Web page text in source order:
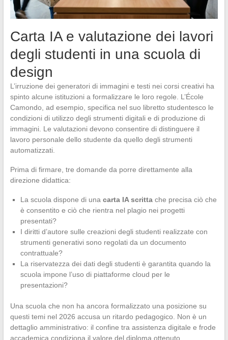
Carta IA e valutazione dei lavori
degli studenti in una scuola di
design
L’irruzione dei generatori di immagini e testi nei corsi creativi ha
spinto alcune istituzioni a formalizzare le loro regole. L’École
Camondo, ad esempio, specifica nel suo libretto studentesco le
condizioni di utilizzo degli strumenti digitali e di produzione di
immagini. Le valutazioni devono consentire di distinguere il
lavoro personale dello studente da quello degli strumenti
automatizzati.
Prima di firmare, tre domande da porre direttamente alla
direzione didattica:
La scuola dispone di una carta IA scrittache precisa ciò che
è consentito e ciò che rientra nel plagio nei progetti
presentati?
I diritti d’autore sulle creazioni degli studenti realizzate con
strumenti generativi sono regolati da un documento
contrattuale?
La riservatezza dei dati degli studenti è garantita quando la
scuola impone l’uso di piattaforme cloud per le
presentazioni?
Una scuola che non ha ancora formalizzato una posizione su
questi temi nel 2026 accusa un ritardo pedagogico. Non è un
dettaglio amministrativo: il confine tra assistenza digitale e frode
accademica condiziona il valore del diploma ottenuto.